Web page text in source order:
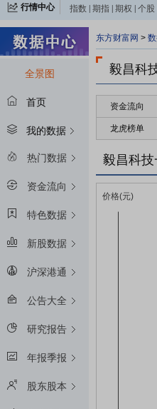
行情中心 指数 期指 期权 个股
全景图
首页
我的数据
热门数据
资金流向
特色数据
新股数据
沪深港通
公告大全
研究报告
年报季报
股东股本
东方财富网 >
毅昌科
资金流向
龙虎榜单
毅昌科技